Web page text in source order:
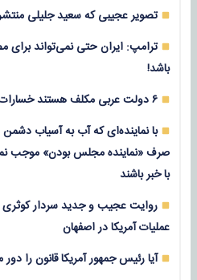
تصویر عجیبی که سعید جلیلی
ترامپ: ایران حتی نمی‌تواند برای
باشد!
۶ دولت عربی مکلف هستند خسارات ایران را جبران کنند
با نماینده‌ای که آب به آسیاب
صرف «نماینده مجلس بودن» موجب
با خبر باشند
روایت عجیب و جدید سردار
عملیات آمریکا در اصفهان
آیا رئیس جمهور آمریکا قانون را